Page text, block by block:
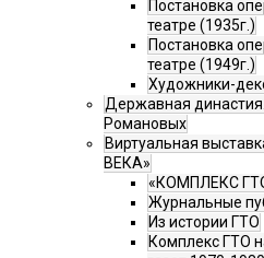
Постановка
театре (1935г.)
Постановка
театре (1949г.)
Художники-
Державная
Романовых
Виртуальная
ВЕКА»
«КОМПЛЕКС
Журнальные
Из истории ГТО
Комплекс ГТО